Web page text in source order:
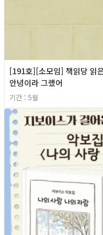
[191호][소모임] 책읽당 읽
안녕이라 그랬어
기간 : 5월